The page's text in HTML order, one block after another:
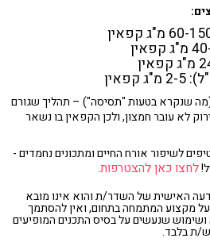
(מה שנקרא בטעות "תסיסה") – תהליך שגורם
לא עובר חמצון, ולכן הקפאין בו נשאר
לשיפור אורח החיים ומתכונים נחמדים -
לחצו כאן להצטרפות.
האישית של השדר/ת והוא אינו מובא
מקצוע המתמחה בתחום, ואין להסתמך
ושימוש שנעשים על בסיס התכנים המופיעים
ת בלבד.